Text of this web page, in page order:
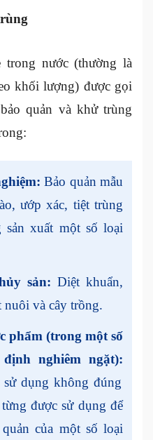
trong nước (thường là
khối lượng) được gọi
quản và khử trùng
Bảo quản mẫu
ướp xác, tiệt trùng
xuất một số loại
sản: Diệt khuẩn,
nuôi và cây trồng.
phẩm (trong một số
nghiêm ngặt):
dụng không đúng
được sử dụng để
của một số loại